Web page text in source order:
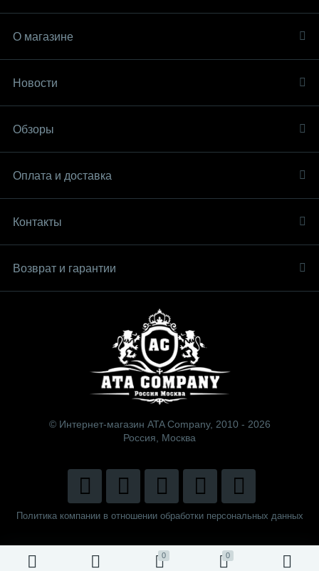
0 0
О магазине
Новости
Обзоры
Оплата и доставка
Контакты
Возврат и гарантии
© Интернет-магазин ATA Company, 2010 - 2026
Россия, Москва
Политика компании в отношении обработки персональных данных